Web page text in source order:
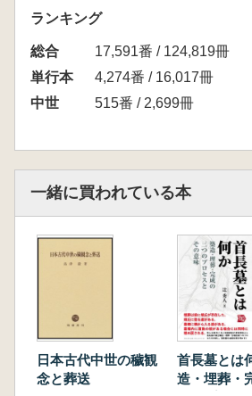
異国降伏と寺社修造―「寺社修
ったのか 徳永健太郎
第三部 文書論
北条貞時発給文書の研究 北爪寛
六波羅探題文書概論 川島孝一
第四部 北条氏と御内人
平頼綱夫妻・一族の日常生活と
関わり 伊藤一美
鎌倉の宇都宮景綱 永井 晋
後深草院二条と東国武士の交
【コラム】北条貞時政権と安
宗家と安保庶家(信員流)の系譜
ランキング
総合
17,591番 / 124,819冊
単行本
4,274番 / 16,017冊
中世
515番 / 2,699冊
一緒に買われている本
日本古代中世の穢観
念と葬送
首長墓とは
造・埋葬・